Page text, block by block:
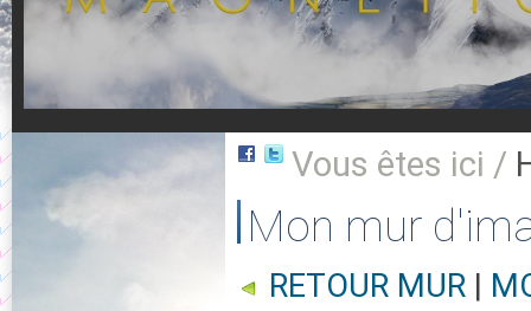
Vous êtes ici /
Mon mur
RETOUR MUR |